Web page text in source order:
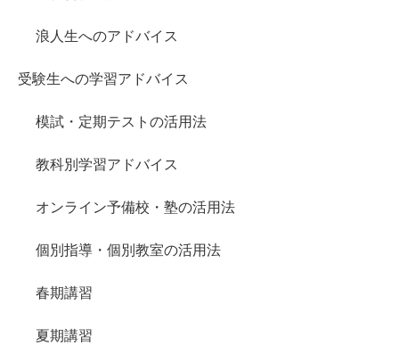
浪人生へのアドバイス
受験生への学習アドバイス
模試・定期テストの活用法
教科別学習アドバイス
オンライン予備校・塾の活用法
個別指導・個別教室の活用法
春期講習
夏期講習